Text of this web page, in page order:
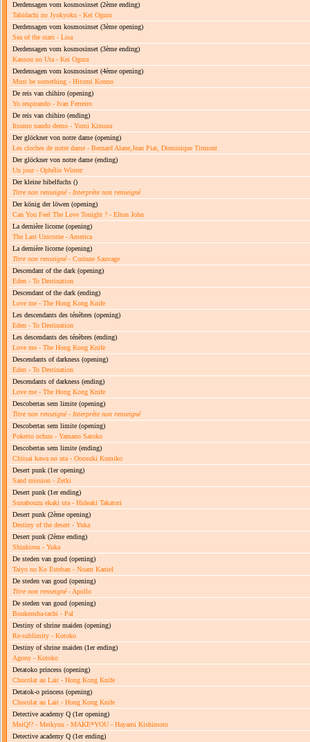
Derdensagen vom kosmosinset (2ème ending)
Tabidachi no Jyokyoku - Kei Ogura
Derdensagen vom kosmosinset (3ème opening)
Sea of the stars - Lisa
Derdensagen vom kosmosinset (3ème ending)
Kansou no Uta - Kei Ogura
Derdensagen vom kosmosinset (4ème opening)
Must be something - Hitomi Konno
De reis van chihiro (opening)
Yo respirando - Ivan Ferreiro
De reis van chihiro (ending)
Itsumo nando demo - Yumi Kimura
Der glöckner von notre dame (opening)
Les cloches de notre dame - Bernard Alane,Jean Piat, Dominique Tirmont
Der glöckner von notre dame (ending)
Un jour - Ophélie Winter
Der kleine bibelfuchs ()
Titre non renseigné- Interprète non renseigné
Der könig der löwen (opening)
Can You Feel The Love Tonight ? - Elton John
La dernière licorne (opening)
The Last Unicorne - America
La dernière licorne (opening)
Titre non renseigné- Corinne Sauvage
Descendant of the dark (opening)
Eden - To Destination
Descendant of the dark (ending)
Love me - The Hong Kong Knife
Les descendants des ténèbres (opening)
Eden - To Destination
Les descendants des ténèbres (ending)
Love me - The Hong Kong Knife
Descendants of darkness (opening)
Eden - To Destination
Descendants of darkness (ending)
Love me - The Hong Kong Knife
Descobertas sem limite (opening)
Titre non renseigné- Interprète non renseigné
Descobertas sem limite (opening)
Poketto uchuu - Yamano Satoko
Descobertas sem limite (ending)
Chiisai kawa no uta - Ooosuki Kumiko
Desert punk (1er opening)
Sand mission - Zetki
Desert punk (1er ending)
Sunabouzu ekaki uta - Hideaki Takatori
Desert punk (2ème opening)
Destiny of the desert - Yuka
Desert punk (2ème ending)
Shinkirou - Yuka
De steden van goud (opening)
Taiyo no Ko Esteban - Noam Kaniel
De steden van goud (opening)
Titre non renseigné- Apollo
De steden van goud (opening)
Boukensha-tachi - Pal
Destiny of shrine maiden (opening)
Re-sublimity - Kotoko
Destiny of shrine maiden (1er ending)
Agony - Kotoko
Detatoko princess (opening)
Chocolat au Lait - Hong Kong Knife
Detatok-o princess (opening)
Chocolat au Lait - Hong Kong Knife
Detective academy Q (1er opening)
MeiQ!? - Meikyuu - MAKE*YOU - Hayami Kishimoto
Detective academy Q (1er ending)